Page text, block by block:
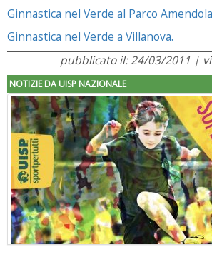
Ginnastica nel Verde al Parco
Ginnastica nel Verde a Villanova.
pubblicato il: 24/03/2011 |
NOTIZIE DA UISP NAZIONALE